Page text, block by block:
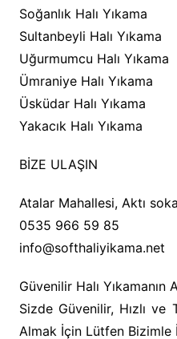
Soğanlık Halı Yıkama
Sultanbeyli Halı Yıkama
Uğurmumcu Halı Yıkama
Ümraniye Halı Yıkama
Üsküdar Halı Yıkama
Yakacık Halı Yıkama
BİZE ULAŞIN
Atalar Mahallesi, Aktı
0535 966 59 85
info@softhaliyikama.net
Güvenilir Halı Yıkamanın
Sizde Güvenilir, Hızlı ve
Almak İçin Lütfen Bizimle